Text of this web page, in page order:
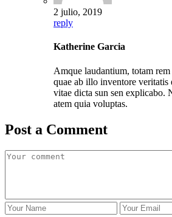
2 julio, 2019
reply
Katherine Garcia
Amque laudantium, totam rem
quae ab illo inventore veritatis
vitae dicta sun sen explicabo.
atem quia voluptas.
Post a Comment